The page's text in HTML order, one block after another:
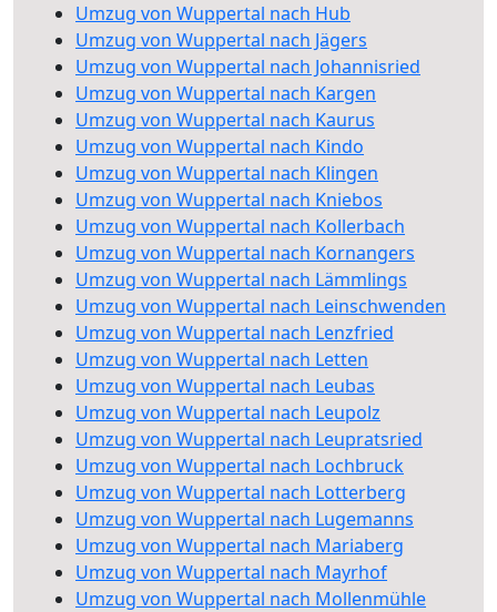
Umzug von Wuppertal nach Hub
Umzug von Wuppertal nach Jägers
Umzug von Wuppertal nach Johannisried
Umzug von Wuppertal nach Kargen
Umzug von Wuppertal nach Kaurus
Umzug von Wuppertal nach Kindo
Umzug von Wuppertal nach Klingen
Umzug von Wuppertal nach Kniebos
Umzug von Wuppertal nach Kollerbach
Umzug von Wuppertal nach Kornangers
Umzug von Wuppertal nach Lämmlings
Umzug von Wuppertal nach Leinschwenden
Umzug von Wuppertal nach Lenzfried
Umzug von Wuppertal nach Letten
Umzug von Wuppertal nach Leubas
Umzug von Wuppertal nach Leupolz
Umzug von Wuppertal nach Leupratsried
Umzug von Wuppertal nach Lochbruck
Umzug von Wuppertal nach Lotterberg
Umzug von Wuppertal nach Lugemanns
Umzug von Wuppertal nach Mariaberg
Umzug von Wuppertal nach Mayrhof
Umzug von Wuppertal nach Mollenmühle